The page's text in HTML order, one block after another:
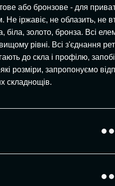
або бронзове - для
іржавіє, не облазить, не
золото, бронза. Всі
вищому рівні. Всі
до скла і профілю,
запропонуємо
складнощів.